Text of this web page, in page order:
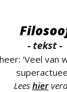
- tekst -
'Veel van
Lees hier